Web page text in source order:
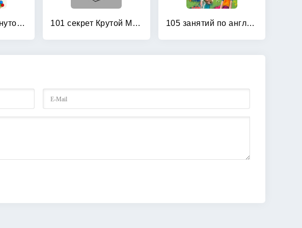
100 физкультминуток на логопедических занятиях 101 секрет Крутой Мамочки 105 занятий по английскому языку для дошкольников: Пособие для воспитателей детского сада, учителей английского языка и родителей